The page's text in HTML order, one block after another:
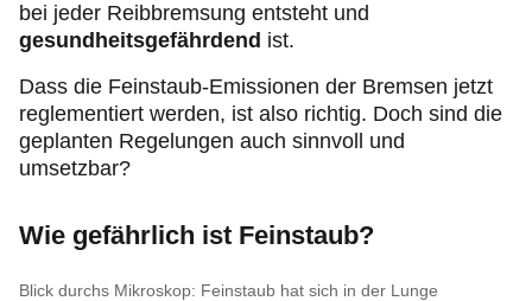
bei jeder Reibbremsung entsteht und
gesundheitsgefährdend ist.
Dass die Feinstaub-Emissionen der Bremsen jetzt
reglementiert werden, ist also richtig. Doch sind die
geplanten Regelungen auch sinnvoll und
umsetzbar?
Wie gefährlich ist Feinstaub?
Blick durchs Mikroskop: Feinstaub hat sich in der Lunge